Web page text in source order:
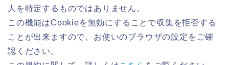
人を特定するものではありません。
この機能はCookieを無効にすることで収集を拒否する
ことが出来ますので、お使いのブラウザの設定をご確
認ください。